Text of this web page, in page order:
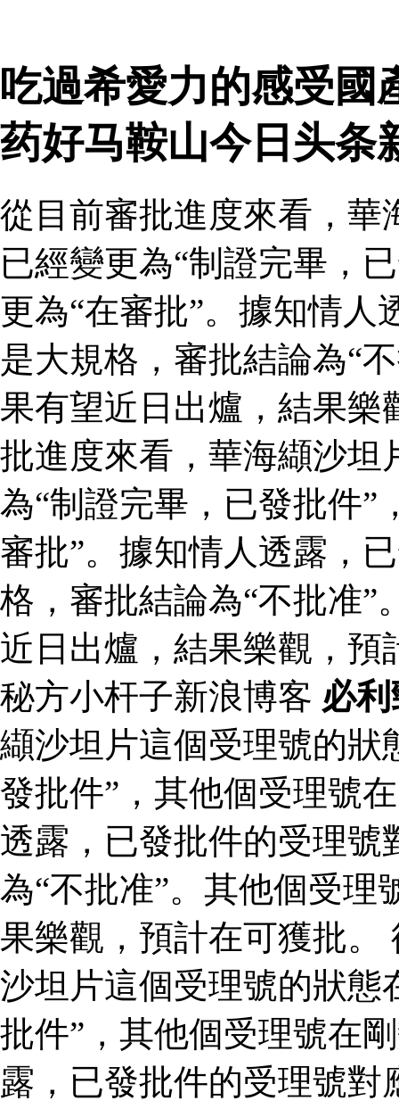
吃過希愛力的感受國
药好马鞍山今日头条
從目前審批進度來看，華
已經變更為“制證完畢，
更為“在審批”。據知情
是大規格，審批結論為“
果有望近日出爐，結果樂
批進度來看，華海纈沙坦
為“制證完畢，已發批件”
審批”。據知情人透露，
格，審批結論為“不批准”
近日出爐，結果樂觀，預
秘方小杆子新浪博客 必
纈沙坦片這個受理號的狀
發批件”，其他個受理號
透露，已發批件的受理號
為“不批准”。其他個受理
果樂觀，預計在可獲批。
沙坦片這個受理號的狀態
批件”，其他個受理號在
露，已發批件的受理號對